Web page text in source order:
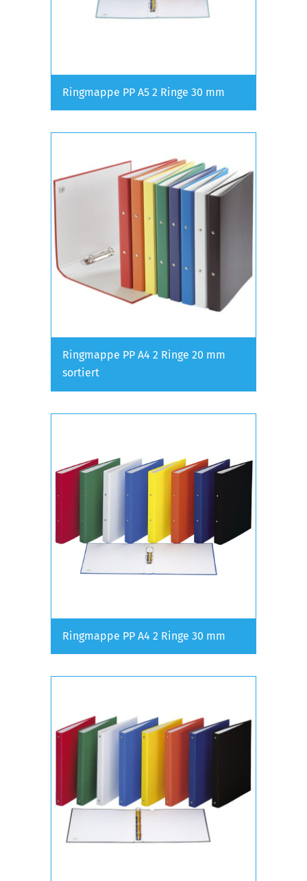
Ringmappe PP A5 2 Ringe 30 mm
Ringmappe PP A4 2 Ringe 20 mm
sortiert
Ringmappe PP A4 2 Ringe 30 mm